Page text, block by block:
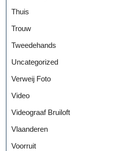
Thuis
Trouw
Tweedehands
Uncategorized
Verweij Foto
Video
Videograaf Bruiloft
Vlaanderen
Voorruit